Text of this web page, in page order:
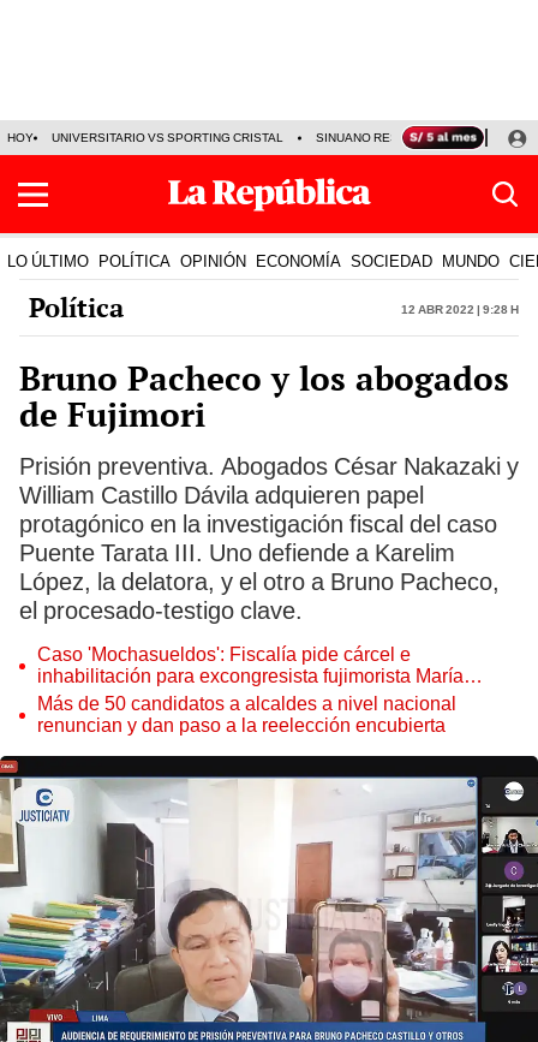
HOY UNIVERSITARIO VS SPORTING CRISTAL SINUANO RESULTADOS HOY
LO ÚLTIMO POLÍTICA OPINIÓN ECONOMÍA SOCIEDAD MUNDO
Política 12 Abr 2022 | 9:28 h
Bruno Pacheco y los abogados
de Fujimori
Prisión preventiva. Abogados César Nakazaki y
William Castillo Dávila adquieren papel
protagónico en la investigación fiscal del caso
Puente Tarata III. Uno defiende a Karelim
López, la delatora, y el otro a Bruno Pacheco,
el procesado-testigo clave.
Caso 'Mochasueldos': Fiscalía pide cárcel e
inhabilitación para excongresista fujimorista María
Cordero Jon Tay
Más de 50 candidatos a alcaldes a nivel nacional
renuncian y dan paso a la reelección encubierta